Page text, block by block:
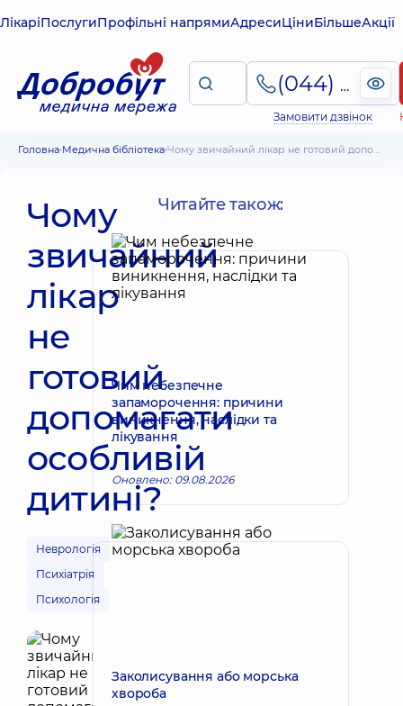
ЛікаріПослугиПрофільні напрямиАдресиЦіниБільшеАкції
(044) 495-2-888
Замовити дзвінок
Головна Медична бібліотека Чому звичайний лікар не готовий допомагати особливій дитині?
Чому
звичайний
лікар
не
готовий
допомагати
особливій
дитині?
Неврологія
Психіатрія
Психологія
Читайте також:
Чим небезпечне
запаморочення: причини
виникнення, наслідки та
лікування
Оновлено: 09.08.2026
Заколисування або морська
хвороба